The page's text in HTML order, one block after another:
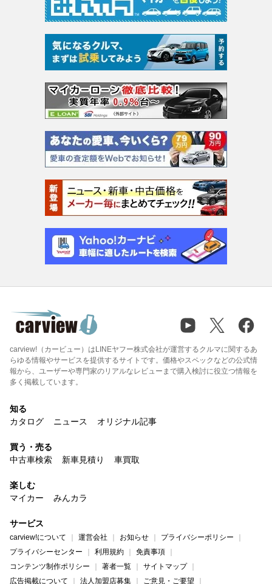
carview!（カービュー）はLINEヤフー株式会社が運営するクルマに関するあ
らゆる情報やサービスを提供するサイトです。価格やスペックなどの公式情
報から、ユーザーや専門家のリアルなレビューまで購入検討に役立つ情報を
多く掲載しています。
知る
カタログ
ニュース オリジナル記事
買う・売る
中古車検索
新車見積り 車買取
楽しむ
マイカー
みんカラ
サービス
carview!について 運営会社 お知らせ
プライバシーポリシー
プライバシーセンター
利用規約
免責事項
コンテンツ制作ポリシー
著者一覧
サイトマップ
広告掲載について
法人加盟店募集 ご意見・ご要望